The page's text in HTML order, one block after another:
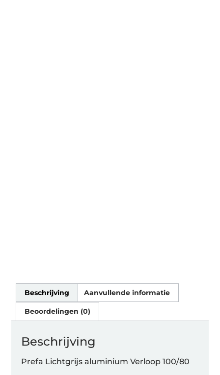
Beschrijving Aanvullende informatie
Beoordelingen (0)
Beschrijving
Prefa Lichtgrijs aluminium Verloop 100/80